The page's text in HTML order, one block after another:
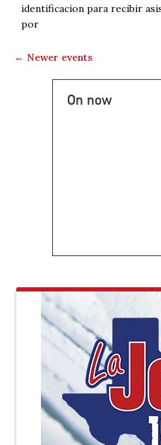
identificacion para recibir
por
← Newer events
On now